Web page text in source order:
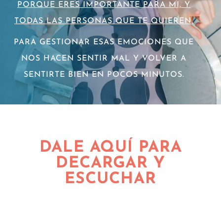
PORQUE ERES IMPORTANTE PARA MI, Y
TODAS LAS PERSONAS QUE TE QUIEREN.
PARA GESTIONAR ESAS EMOCIONES QUE
NOS HACEN SENTIR MAL Y VOLVER A
SENTIRTE BIEN EN POCOS MINUTOS.
DALE AQUÍ PARA
DECARGAR Y
ESCUCHAR